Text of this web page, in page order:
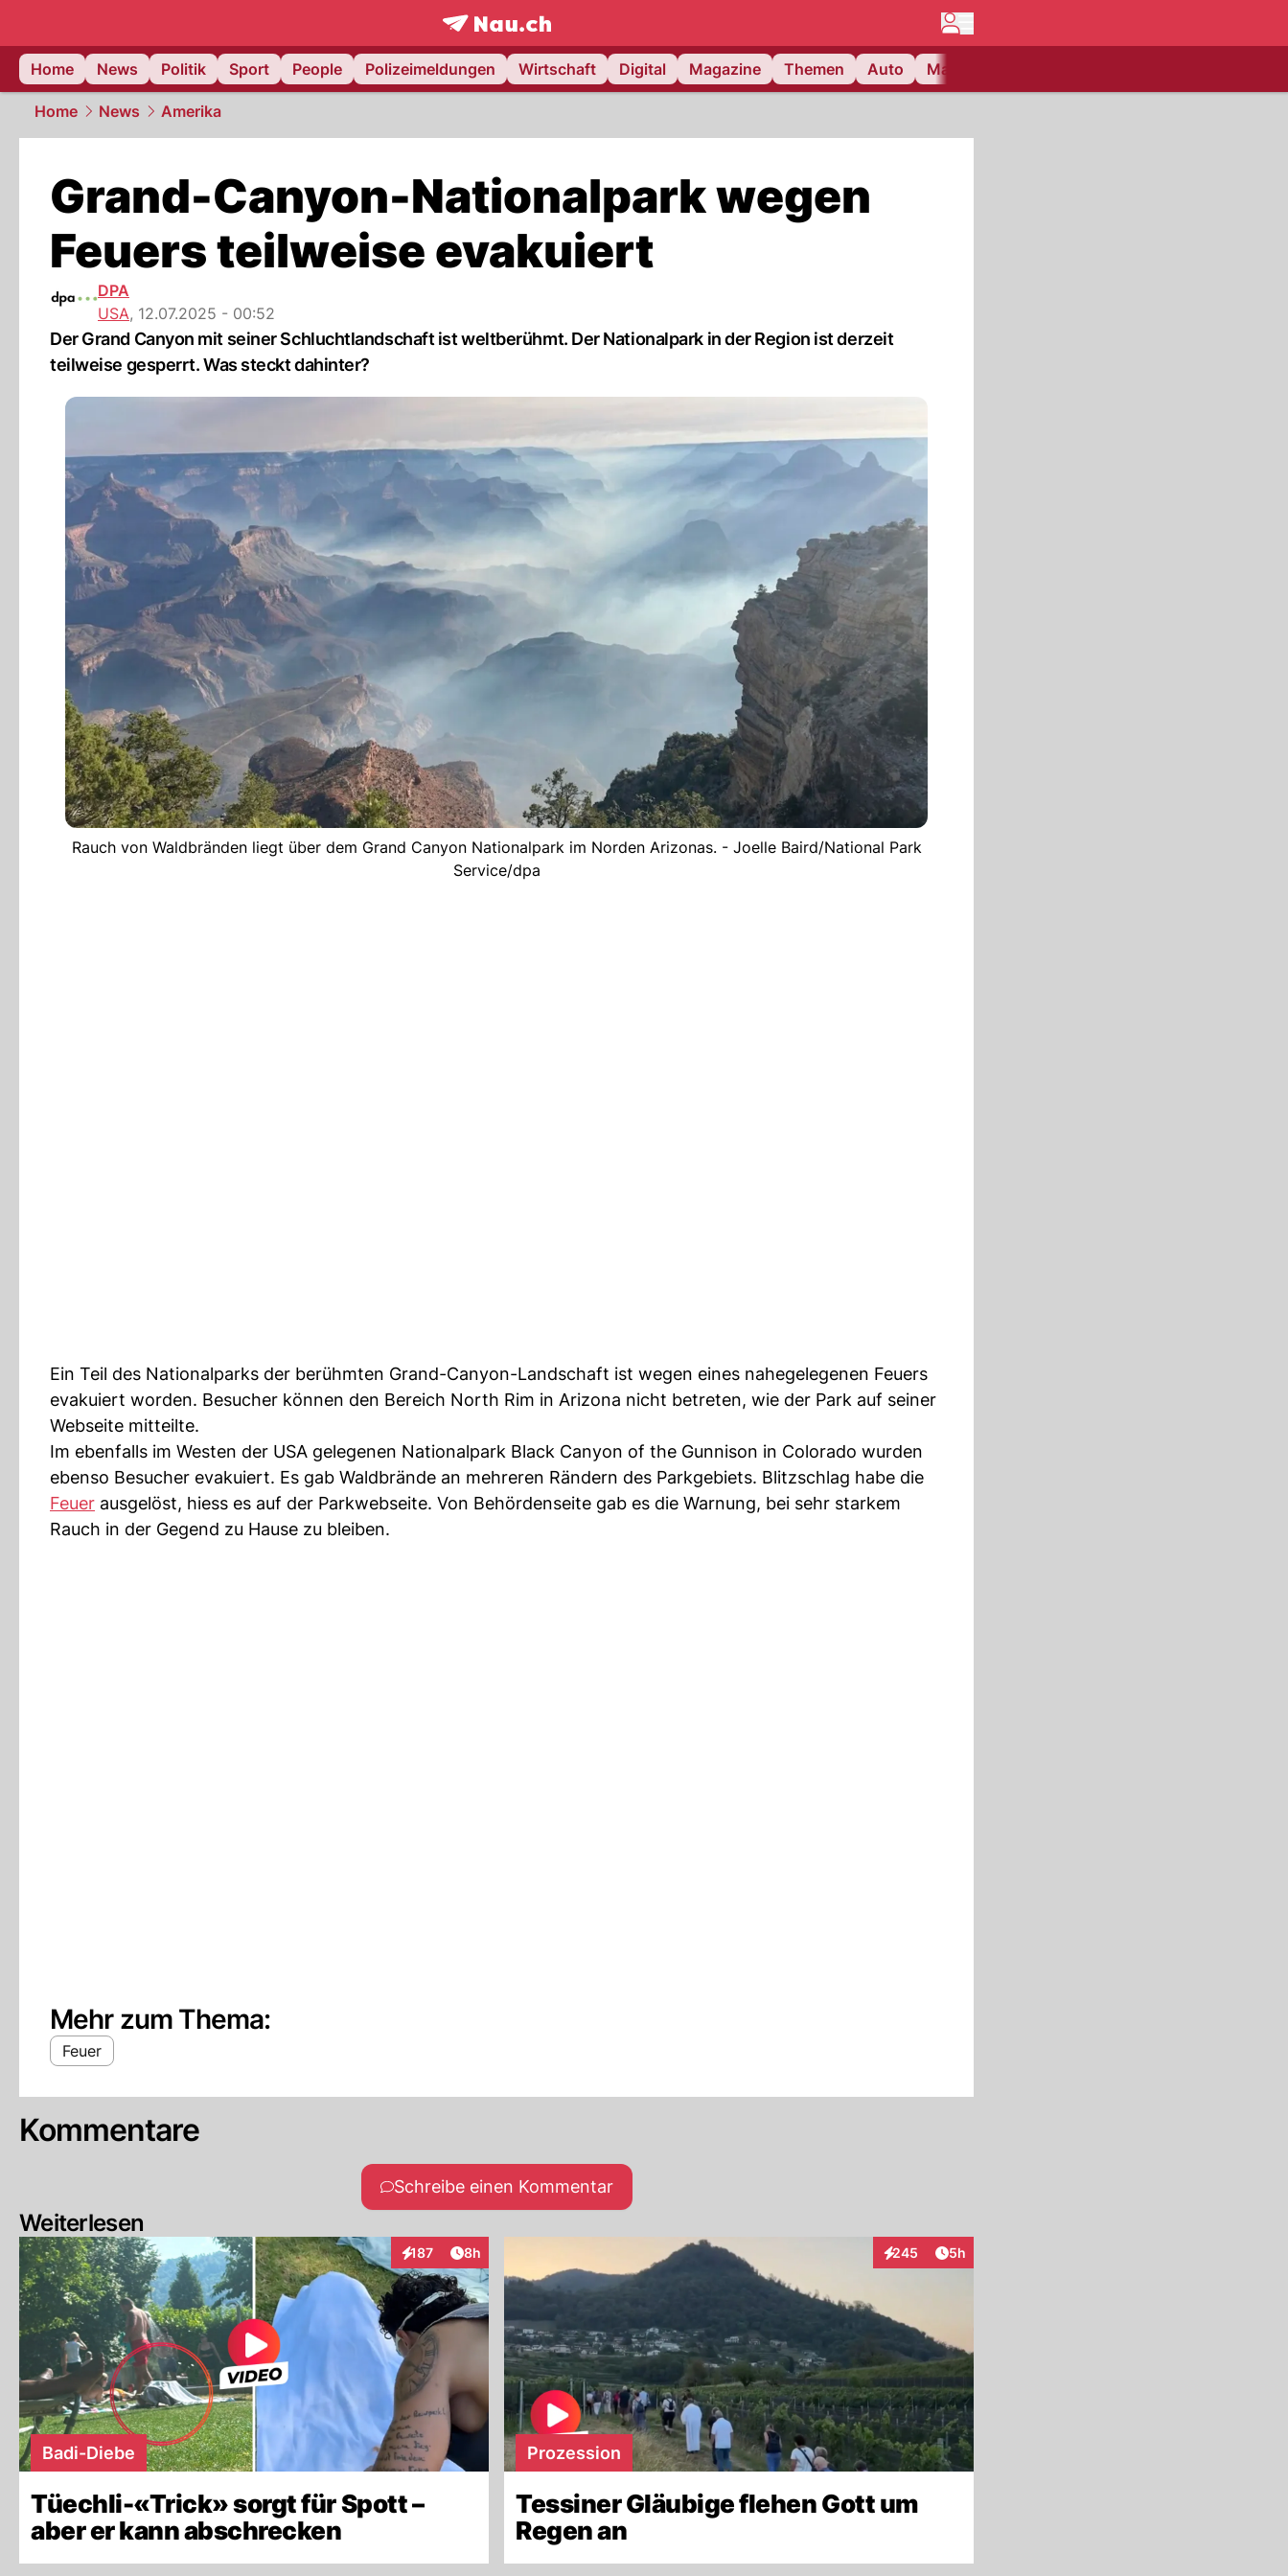
frontpage.NAU.ch
Home
News Politik Sport People Polizeimeldungen Wirtschaft Digital Magazine Themen Auto Matchcenter
Home News Amerika
Grand-Canyon-Nationalpark wegen
Feuers teilweise evakuiert
DPA
USA, 12.07.2025 - 00:52
Der Grand Canyon mit seiner Schluchtlandschaft ist weltberühmt. Der Nationalpark in der Region ist derzeit
teilweise gesperrt. Was steckt dahinter?
Rauch von Waldbränden liegt über dem Grand Canyon Nationalpark im Norden Arizonas. - Joelle Baird/National Park
Service/dpa
Ein Teil des Nationalparks der berühmten Grand-Canyon-Landschaft ist wegen eines nahegelegenen Feuers
evakuiert worden. Besucher können den Bereich North Rim in Arizona nicht betreten, wie der Park auf seiner
Webseite mitteilte.
Im ebenfalls im Westen der USA gelegenen Nationalpark Black Canyon of the Gunnison in Colorado wurden
ebenso Besucher evakuiert. Es gab Waldbrände an mehreren Rändern des Parkgebiets. Blitzschlag habe die
Feuer ausgelöst, hiess es auf der Parkwebseite. Von Behördenseite gab es die Warnung, bei sehr starkem
Rauch in der Gegend zu Hause zu bleiben.
Mehr zum Thema:
Feuer
Kommentare
Schreibe einen Kommentar
Weiterlesen
187
InteraktionenArtikel veröffentlicht:
8h
Badi-Diebe
Tüechli-«Trick» sorgt für Spott –
aber er kann abschrecken
245
InteraktionenArtikel veröffentlicht:
5h
Prozession
Tessiner Gläubige flehen Gott um
Regen an